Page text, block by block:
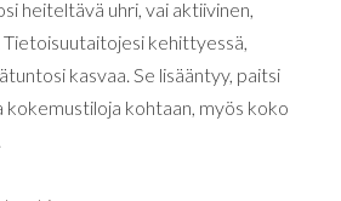
heiteltävä uhri, vai aktiivinen,
Tietoisuutaitojesi kehittyessä,
kasvaa. Se lisääntyy, paitsi
kokemustiloja kohtaan, myös koko